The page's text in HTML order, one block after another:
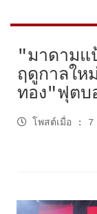
"มาดามแ
ฤดูกาลให
ทอง"ฟุตบ
โพสต์เมื่อ : 7